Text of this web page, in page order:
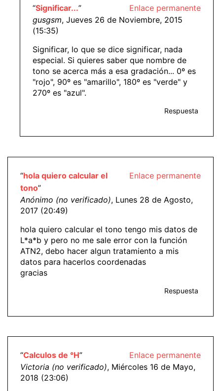
Enlace permanente
“Significar...”
gusgsm, Jueves 26 de Noviembre, 2015
(15:35)
Significar, lo que se dice significar, nada
especial. Si quieres saber que nombre de
tono se acerca más a esa gradación... 0º es
"rojo", 90º es "amarillo", 180º es "verde" y
270º es "azul".
Respuesta
Enlace permanente
“hola quiero calcular el
tono”
Anónimo (no verificado), Lunes 28 de Agosto,
2017 (20:49)
hola quiero calcular el tono tengo mis datos de
L*a*b y pero no me sale error con la función
ATN2, debo hacer algun tratamiento a mis
datos para hacerlos coordenadas
gracias
Respuesta
Enlace permanente
“Calculos de °H”
Victoria (no verificado), Miércoles 16 de Mayo,
2018 (23:06)